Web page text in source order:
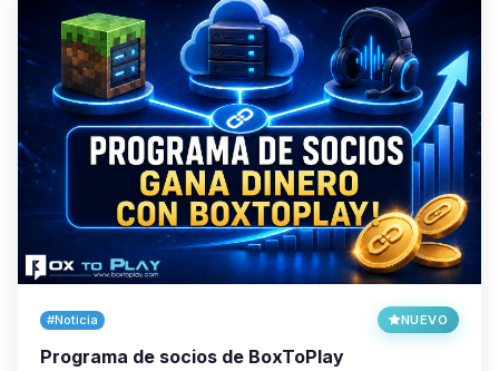
#Noticia NUEVO
Programa de socios de BoxToPlay